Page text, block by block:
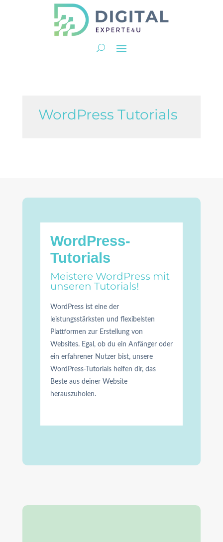
WordPress Tutorials
WordPress-
Tutorials
Meistere WordPress mit
unseren Tutorials!
WordPress ist eine der
leistungsstärksten und flexibelsten
Plattformen zur Erstellung von
Websites. Egal, ob du ein Anfänger oder
ein erfahrener Nutzer bist, unsere
WordPress-Tutorials helfen dir, das
Beste aus deiner Website
herauszuholen.